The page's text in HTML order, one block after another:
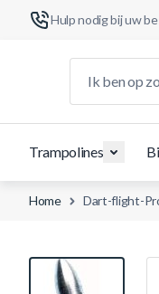
Hulp nodig bij uw
Trampolines
Home Dart-flight-
View larger